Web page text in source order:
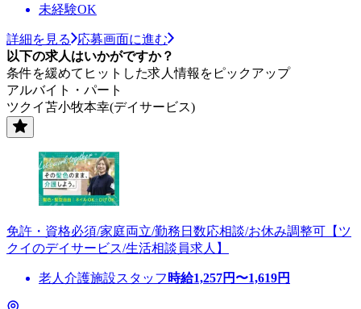
未経験OK
詳細を見る
応募画面に進む
以下の求人はいかがですか？
条件を緩めてヒットした求人情報をピックアップ
アルバイト・パート
ツクイ苫小牧本幸(デイサービス)
免許・資格必須/家庭両立/勤務日数応相談/お休み調整可【ツ
クイのデイサービス/生活相談員求人】
老人介護施設スタッフ 時給1,257円〜1,619円